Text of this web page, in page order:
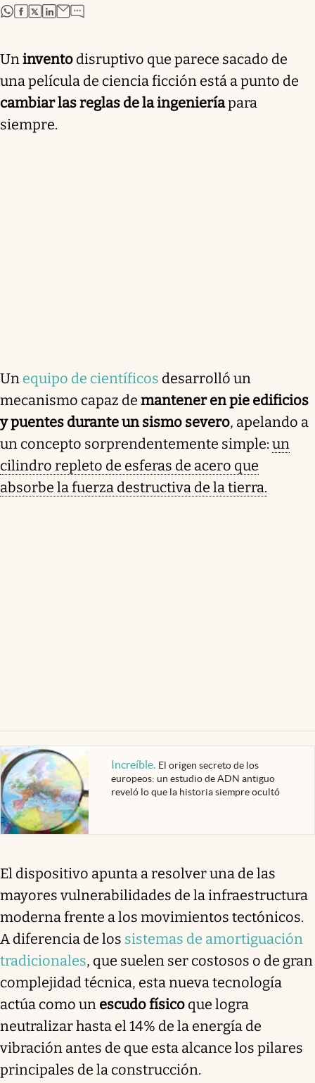
abre en nueva pestaña
abre en nueva pestaña
abre en nueva pestaña
abre en nueva pestaña
Uninvento disruptivo que parece sacado de
una película de ciencia ficción está a punto de
cambiar las reglas de la ingenieríapara
siempre.
Un equipo de científicos desarrolló un
mecanismo capaz de mantener en pie edificios
y puentes durante un sismo severo, apelando a
un concepto sorprendentemente simple: un
cilindro repleto de esferas de acero que
absorbe la fuerza destructiva de la tierra.
Increíble. El origen secreto de los
europeos: un estudio de ADN antiguo
reveló lo que la historia siempre ocultó
El dispositivo apunta a resolver una de las
mayores vulnerabilidades de la infraestructura
moderna frente a los movimientos tectónicos.
A diferencia de los sistemas de amortiguación
tradicionales, que suelen ser costosos o de gran
complejidad técnica, esta nueva tecnología
actúa como un escudo físico que logra
neutralizar hasta el 14% de la energía de
vibración antes de que esta alcance los pilares
principales de la construcción.